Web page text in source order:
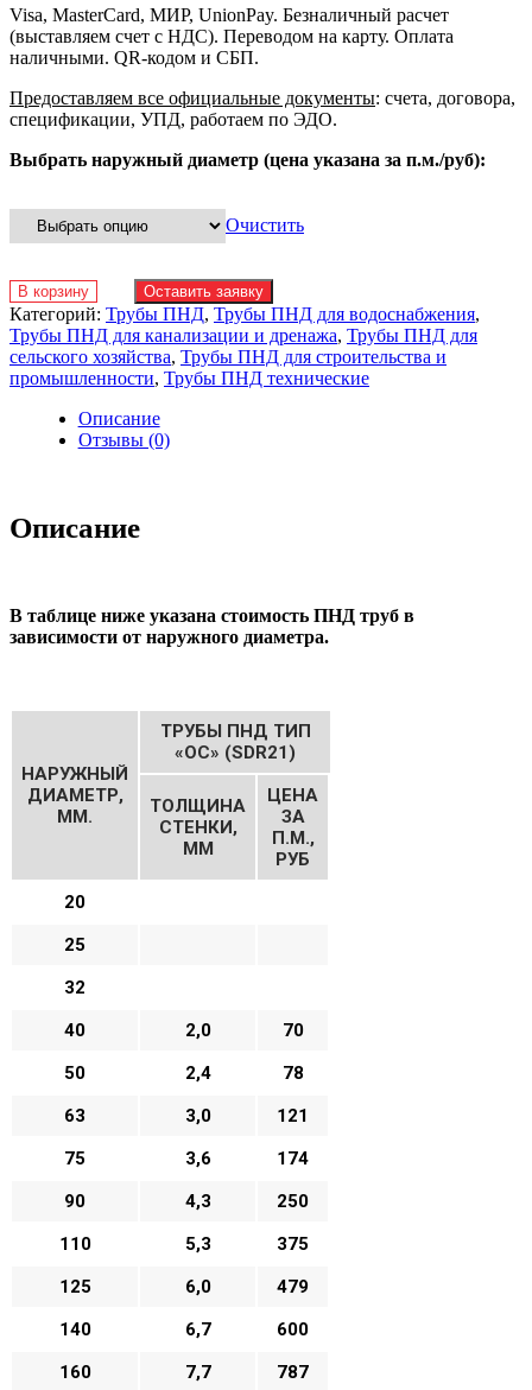
Visa, MasterCard, МИР, UnionPay. Безналичный расчет
(выставляем счет с НДС). Переводом на карту. Оплата
наличными. QR-кодом и СБП.
Предоставляем все официальные документы: счета, договора,
спецификации, УПД, работаем по ЭДО.
Выбрать наружный диаметр (цена указана за п.м./руб):
Очистить
В корзину Оставить заявку
Категорий: Трубы ПНД, Трубы ПНД для водоснабжения,
Трубы ПНД для канализации и дренажа, Трубы ПНД для
сельского хозяйства, Трубы ПНД для строительства и
промышленности, Трубы ПНД технические
Описание
Отзывы (0)
Описание
В таблице ниже указана стоимость ПНД труб в
зависимости от наружного диаметра.
НАРУЖНЫЙ
ДИАМЕТР,
ММ.
ТРУБЫ ПНД ТИП
«ОС» (SDR21)
ТОЛЩИНА
СТЕНКИ,
ММ
ЦЕНА
ЗА
П.М.,
РУБ
20
25
32
40
2,0
70
50
2,4
78
63
3,0
121
75
3,6
174
90
4,3
250
110
5,3
375
125
6,0
479
140
6,7
600
160
7,7
787